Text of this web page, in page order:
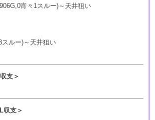
宵々1スルー)～天井狙い
スルー)～天井狙い
支＞
収支＞